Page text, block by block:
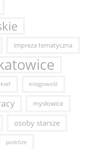
impreza tematyczna
ksef księgowość
mysłowice
osoby starsze
podróże